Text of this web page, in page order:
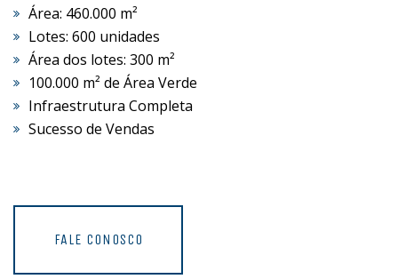
Área: 460.000 m²
Lotes: 600 unidades
Área dos lotes: 300 m²
100.000 m² de Área Verde
Infraestrutura Completa
Sucesso de Vendas
FALE CONOSCO